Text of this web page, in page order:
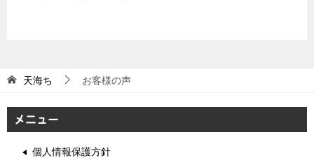
天海ち お客様の声
メニュー
個人情報保護方針